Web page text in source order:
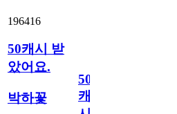
196416
50캐시 받
았어요.
박하꽃
50
캐